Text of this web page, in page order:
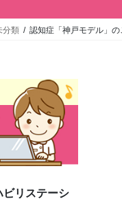
分類 認知症「神戸モデル」の
ビリステーシ